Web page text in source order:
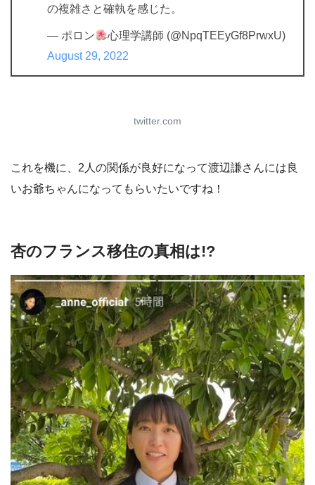
の複雑さと確執を感じた。
— ポロン
心理学講師 (@NpqTEEyGf8PrwxU)
August 29, 2022
twitter.com
これを機に、2人の関係が良好になって渡辺謙さんには良
いお爺ちゃんになってもらいたいですね！
杏のフランス移住の真相は!?